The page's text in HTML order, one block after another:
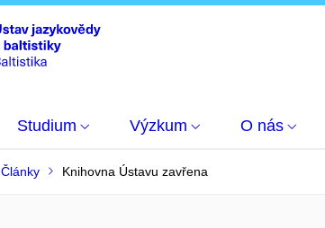
Studium Výzkum O nás
Články Knihovna Ústavu zavřena